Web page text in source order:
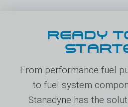
READY
From performance fuel
to fuel system
Stanadyne has the